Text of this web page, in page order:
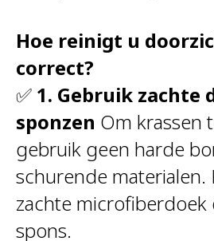
Hoe reinigt u
correct?
✅ 1. Gebruik zachte
sponzen Om krassen
gebruik geen harde
schurende materialen.
zachte
spons.